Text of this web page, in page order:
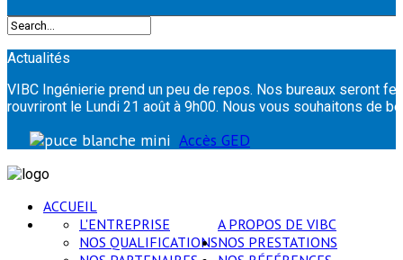
Actualités
VIBC Ingénierie prend un peu de repos. Nos bureaux seront
rouvriront le Lundi 21 août à 9h00. Nous vous souhaitons
Accès GED
ACCUEIL
A PROPOS DE VIBC
L'ENTREPRISE
NOS QUALIFICATIONSNOS PRESTATIONS